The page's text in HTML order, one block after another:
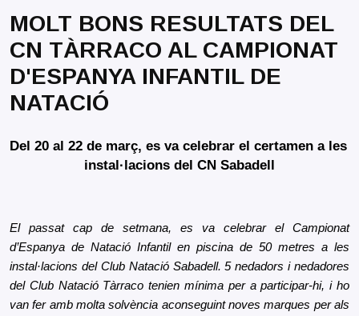
MOLT BONS RESULTATS DEL
CN TÀRRACO AL CAMPIONAT
D'ESPANYA INFANTIL DE
NATACIÓ
Del 20 al 22 de març, es va celebrar el certamen a les
instal·lacions del CN Sabadell
El passat cap de setmana, es va celebrar el Campionat
d’Espanya de Natació Infantil en piscina de 50 metres a les
instal·lacions del Club Natació Sabadell. 5 nedadors i nedadores
del Club Natació Tàrraco tenien mínima per a participar-hi, i ho
van fer amb molta solvència aconseguint noves marques per als